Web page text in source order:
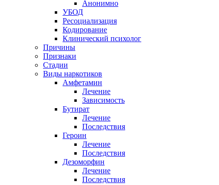
Анонимно
УБОД
Ресоциализация
Кодирование
Клинический психолог
Причины
Признаки
Стадии
Виды наркотиков
Амфетамин
Лечение
Зависимость
Бутират
Лечение
Последствия
Героин
Лечение
Последствия
Дезоморфин
Лечение
Последствия